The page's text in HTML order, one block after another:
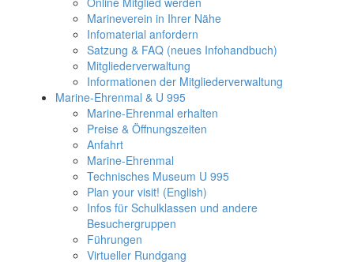
Marineverein in Ihrer Nähe
Infomaterial anfordern
Satzung & FAQ (neues Infohandbuch)
Mitgliederverwaltung
Informationen der Mitgliederverwaltung
Marine-Ehrenmal & U 995
Marine-Ehrenmal erhalten
Preise & Öffnungszeiten
Anfahrt
Marine-Ehrenmal
Technisches Museum U 995
Plan your visit! (English)
Infos für Schulklassen und andere
Besuchergruppen
Führungen
Virtueller Rundgang